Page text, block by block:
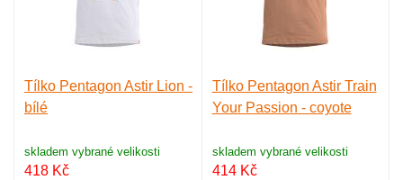
Tílko Pentagon Astir Lion -
bílé
skladem vybrané velikosti
418 Kč
Tílko Pentagon Astir Train
Your Passion - coyote
skladem vybrané velikosti
414Kč